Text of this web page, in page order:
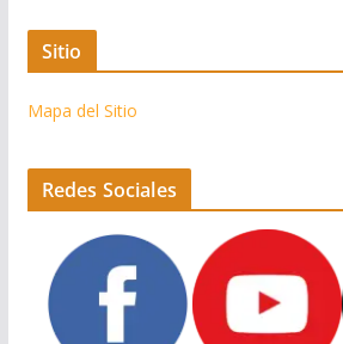
Sitio
Mapa del Sitio
Redes Sociales